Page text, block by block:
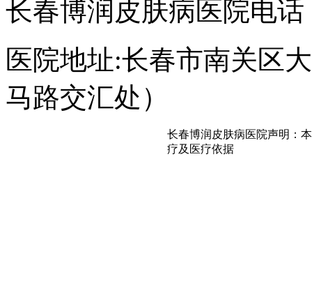
长春博润皮肤病医院电话
医院地址:长春市南关区
马路交汇处）
长春博润皮肤病医院声明：
疗及医疗依据